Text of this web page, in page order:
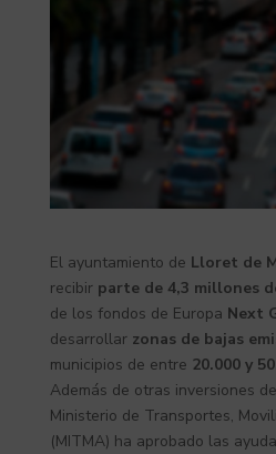
El ayuntamiento de Lloret de
recibir parte de 4,3 millones
de los fondos de Europa Next
desarrollar zonas de bajas
municipios de entre 20.000 y
Además de otras inversiones
Ministerio de Transportes,
(MITMA) ha aprobado las